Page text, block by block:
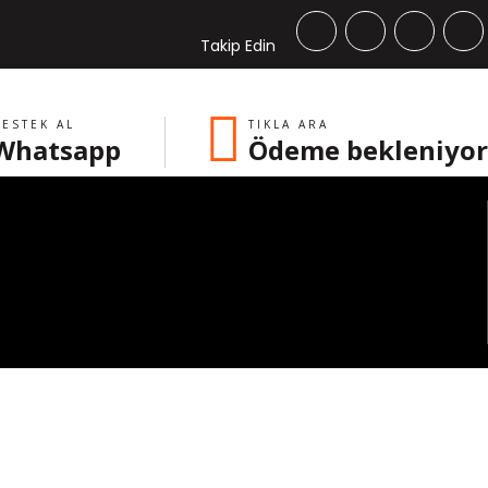
Takip Edin
AL TIKLA ARA
Ödeme bekleniyor